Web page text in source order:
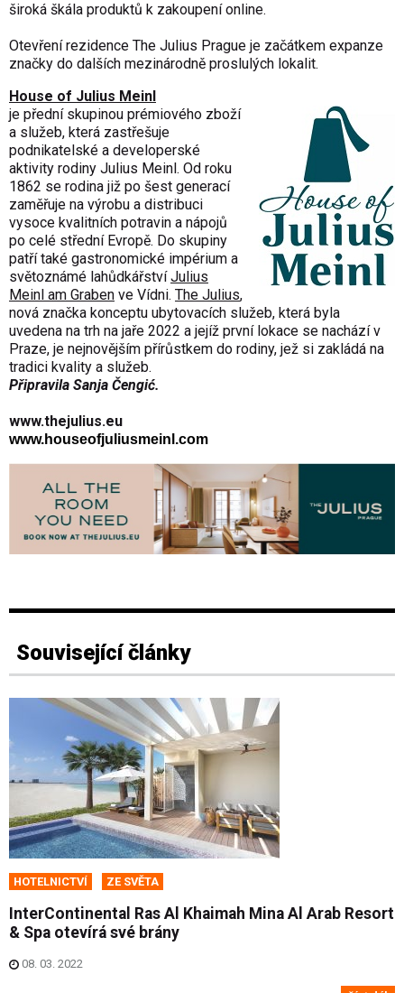
široká škála produktů k zakoupení online.
Otevření rezidence The Julius Prague je začátkem expanze
značky do dalších mezinárodně proslulých lokalit.
House of Julius Meinl
je přední skupinou prémiového zboží
a služeb, která zastřešuje
podnikatelské a developerské
aktivity rodiny Julius Meinl. Od roku
1862 se rodina již po šest generací
zaměřuje na výrobu a distribuci
vysoce kvalitních potravin a nápojů
po celé střední Evropě. Do skupiny
patří také gastronomické impérium a
světoznámé lahůdkářstvíJulius
Meinl am Graben ve Vídni. The Julius,
nová značka konceptu ubytovacích služeb, která byla
uvedena na trh na jaře 2022 a jejíž první lokace se nachází v
Praze, je nejnovějším přírůstkem do rodiny, jež si zakládá na
tradici kvality a služeb.
Připravila Sanja Čengić.
www.thejulius.eu
www.houseofjuliusmeinl.com
Související články
HOTELNICTVÍ ZE SVĚTA
InterContinental Ras Al Khaimah Mina Al Arab Resort
& Spa otevírá své brány
08. 03. 2022